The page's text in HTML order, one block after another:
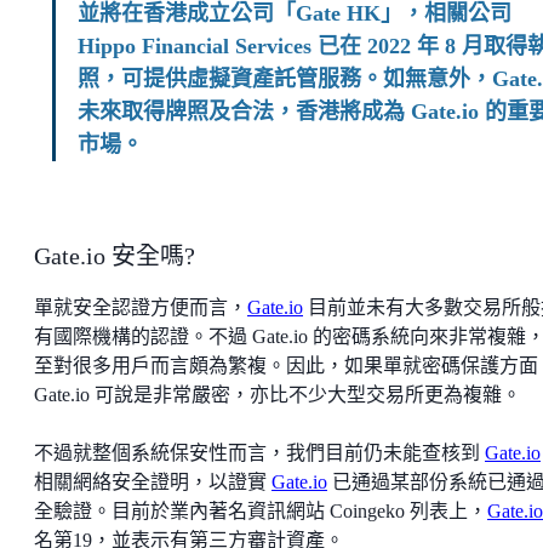
並將在香港成立公司「Gate HK」，相關公司
Hippo Financial Services 已在 2022 年 8 月取得
照，可提供虛擬資產託管服務。如無意外，
未來取得牌照及合法，香港將成為 Gate.io 的重
市場。
Gate.io 安全嗎?
單就安全認證方便而言， Gate.io 目前並未有大多數交易所
有國際機構的認證。不過 Gate.io 的密碼系統向來非常複雜
至對很多用戶而言頗為繁複。因此，如果單就密碼保護方面
Gate.io 可說是非常嚴密，亦比不少大型交易所更為複雜。
不過就整個系統保安性而言，我們目前仍未能查核到 Gate.io
相關網絡安全證明，以證實 Gate.io 已通過某部份系統已通
全驗證。目前於業內著名資訊網站 Coingeko 列表上，
名第19，並表示有第三方審計資產。